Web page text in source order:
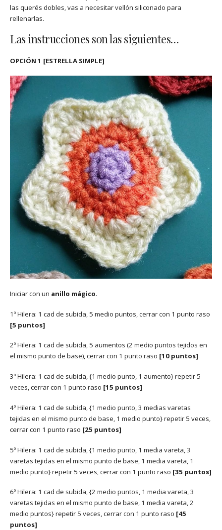
las querés dobles, vas a necesitar vellón siliconado para
rellenarlas.
Las instrucciones son las siguientes…
OPCIÓN 1 [ESTRELLA SIMPLE]
Iniciar con un anillo mágico.
1º Hilera: 1 cad de subida, 5 medio puntos, cerrar con 1 punto raso
[5 puntos]
2º Hilera: 1 cad de subida, 5 aumentos (2 medio puntos tejidos en
el mismo punto de base), cerrar con 1 punto raso [10 puntos]
3º Hilera: 1 cad de subida, {1 medio punto, 1 aumento} repetir 5
veces, cerrar con 1 punto raso [15 puntos]
4º Hilera: 1 cad de subida, {1 medio punto, 3 medias varetas
tejidas en el mismo punto de base, 1 medio punto} repetir 5 veces,
cerrar con 1 punto raso [25 puntos]
5º Hilera: 1 cad de subida, {1 medio punto, 1 media vareta, 3
varetas tejidas en el mismo punto de base, 1 media vareta, 1
medio punto} repetir 5 veces, cerrar con 1 punto raso [35 puntos]
6º Hilera: 1 cad de subida, {2 medio puntos, 1 media vareta, 3
varetas tejidas en el mismo punto de base, 1 media vareta, 2
medio puntos} repetir 5 veces, cerrar con 1 punto raso [45
puntos]